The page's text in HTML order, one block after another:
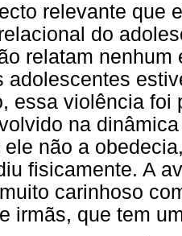
relevante que
do
relatam
adolescentes
essa violência
na
ele não a
fisicamente. A
carinhoso
irmãs, que tem